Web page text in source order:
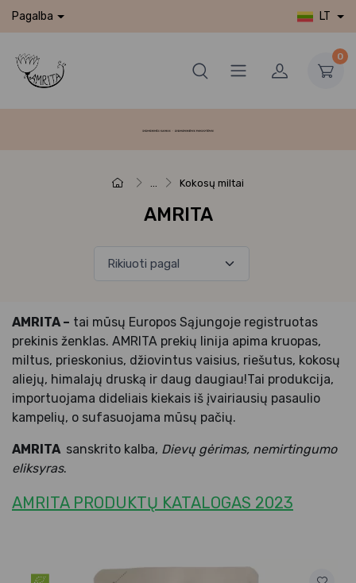
Pagalba LT
0
... Kokosų miltai
AMRITA
AMRITA – tai mūsų Europos Sąjungoje registruotas
prekinis ženklas. AMRITA prekių linija apima kruopas,
miltus, prieskonius, džiovintus vaisius, riešutus, kokosų
aliejų, himalajų druską ir daug daugiau!Tai produkcija,
importuojama dideliais kiekais iš įvairiausių pasaulio
kampelių, o sufasuojama mūsų pačių.
AMRITA sanskrito kalba, Dievų gėrimas, nemirtingumo
eliksyras.
AMRITA PRODUKTŲ KATALOGAS 2023